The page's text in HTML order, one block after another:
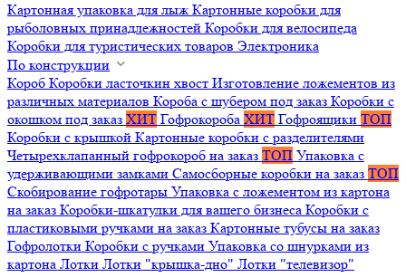
Картонная упаковка для лыж Картонные коробки для
рыболовных принадлежностей Коробки для велосипеда
Коробки для туристических товаров Электроника
По конструкции
Короб Коробки ласточкин хвост Изготовление ложементов из
различных материалов Короба с шубером под заказ Коробки с
окошком под заказ ХИТ Гофрокороба ХИТ Гофроящики ТОП
Коробки с крышкой Картонные коробки с разделителями
Четырехклапанный гофрокороб на заказ ТОП Упаковка с
удерживающими замками Самосборные коробки на заказ ТОП
Скобирование гофротары Упаковка с ложементом из картона
на заказ Коробки-шкатулки для вашего бизнеса Коробки с
пластиковыми ручками на заказ Картонные тубусы на заказ
Гофролотки Коробки с ручками Упаковка со шнурками из
картона Лотки Лотки "крышка-дно" Лотки "телевизор"